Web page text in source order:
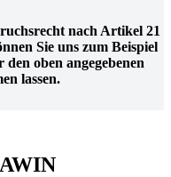
nach Artikel 21
Sie uns zum Beispiel
oben angegebenen
lassen.